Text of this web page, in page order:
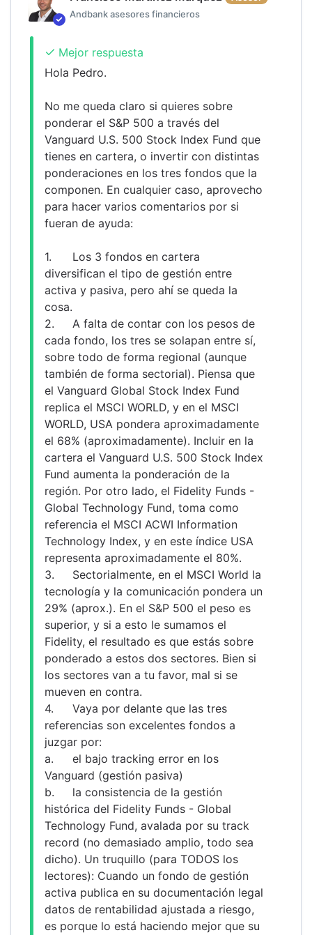
Andbank asesores financieros
Mejor respuesta
Hola Pedro.
No me queda claro si quieres sobre
ponderar el S&P 500 a través del
Vanguard U.S. 500 Stock Index Fund que
tienes en cartera, o invertir con distintas
ponderaciones en los tres fondos que la
componen. En cualquier caso, aprovecho
para hacer varios comentarios por si
fueran de ayuda:
1.	Los 3 fondos en cartera
diversifican el tipo de gestión entre
activa y pasiva, pero ahí se queda la
cosa.
2.	A falta de contar con los pesos de
cada fondo, los tres se solapan entre sí,
sobre todo de forma regional (aunque
también de forma sectorial). Piensa que
el Vanguard Global Stock Index Fund
replica el MSCI WORLD, y en el MSCI
WORLD, USA pondera aproximadamente
el 68% (aproximadamente). Incluir en la
cartera el Vanguard U.S. 500 Stock Index
Fund aumenta la ponderación de la
región. Por otro lado, el Fidelity Funds -
Global Technology Fund, toma como
referencia el MSCI ACWI Information
Technology Index, y en este índice USA
representa aproximadamente el 80%.
3.	Sectorialmente, en el MSCI World la
tecnología y la comunicación pondera un
29% (aprox.). En el S&P 500 el peso es
superior, y si a esto le sumamos el
Fidelity, el resultado es que estás sobre
ponderado a estos dos sectores. Bien si
los sectores van a tu favor, mal si se
mueven en contra.
4.	Vaya por delante que las tres
referencias son excelentes fondos a
juzgar por:
a.	el bajo tracking error en los
Vanguard (gestión pasiva)
b.	la consistencia de la gestión
histórica del Fidelity Funds - Global
Technology Fund, avalada por su track
record (no demasiado amplio, todo sea
dicho). Un truquillo (para TODOS los
lectores): Cuando un fondo de gestión
activa publica en su documentación legal
datos de rentabilidad ajustada a riesgo,
es porque lo está haciendo mejor que su